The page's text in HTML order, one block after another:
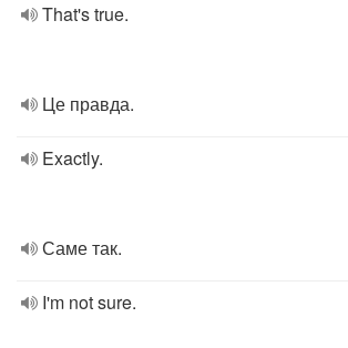
That's true.
Це правда.
Exactly.
Саме так.
I'm not sure.